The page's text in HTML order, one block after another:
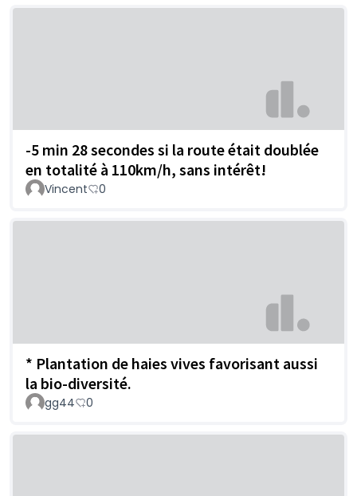
-5 min 28 secondes si la route était doublée
en totalité à 110km/h, sans intérêt!
Vincent 0
* Plantation de haies vives favorisant aussi
la bio-diversité.
gg44 0